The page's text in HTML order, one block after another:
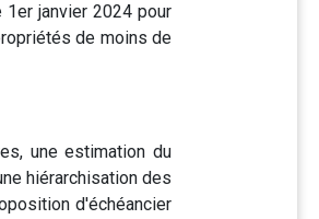
janvier 2024 pour
de moins de
une estimation du
hiérarchisation des
d'échéancier